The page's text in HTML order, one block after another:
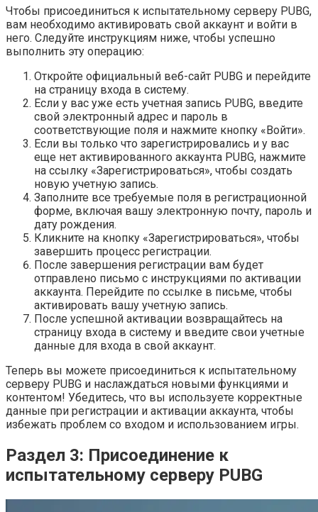
Чтобы присоединиться к испытательному серверу PUBG,
вам необходимо активировать свой аккаунт и войти в
него. Следуйте инструкциям ниже, чтобы успешно
выполнить эту операцию:
Откройте официальный веб-сайт PUBG и перейдите
на страницу входа в систему.
Если у вас уже есть учетная запись PUBG, введите
свой электронный адрес и пароль в
соответствующие поля и нажмите кнопку «Войти».
Если вы только что зарегистрировались и у вас
еще нет активированного аккаунта PUBG, нажмите
на ссылку «Зарегистрироваться», чтобы создать
новую учетную запись.
Заполните все требуемые поля в регистрационной
форме, включая вашу электронную почту, пароль и
дату рождения.
Кликните на кнопку «Зарегистрироваться», чтобы
завершить процесс регистрации.
После завершения регистрации вам будет
отправлено письмо с инструкциями по активации
аккаунта. Перейдите по ссылке в письме, чтобы
активировать вашу учетную запись.
После успешной активации возвращайтесь на
страницу входа в систему и введите свои учетные
данные для входа в свой аккаунт.
Теперь вы можете присоединиться к испытательному
серверу PUBG и наслаждаться новыми функциями и
контентом! Убедитесь, что вы используете корректные
данные при регистрации и активации аккаунта, чтобы
избежать проблем со входом и использованием игры.
Раздел 3: Присоединение к
испытательному серверу PUBG